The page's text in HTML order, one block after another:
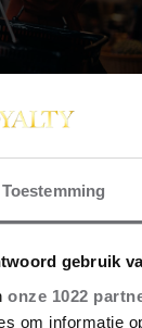
Toestemming
gebruik
onze 1022
om informatie
KUN JE
JUIST